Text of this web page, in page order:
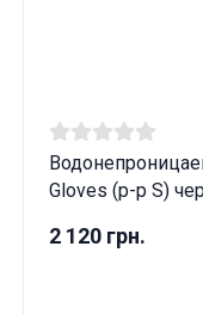
Gloves (р-р S)
2 120 грн.